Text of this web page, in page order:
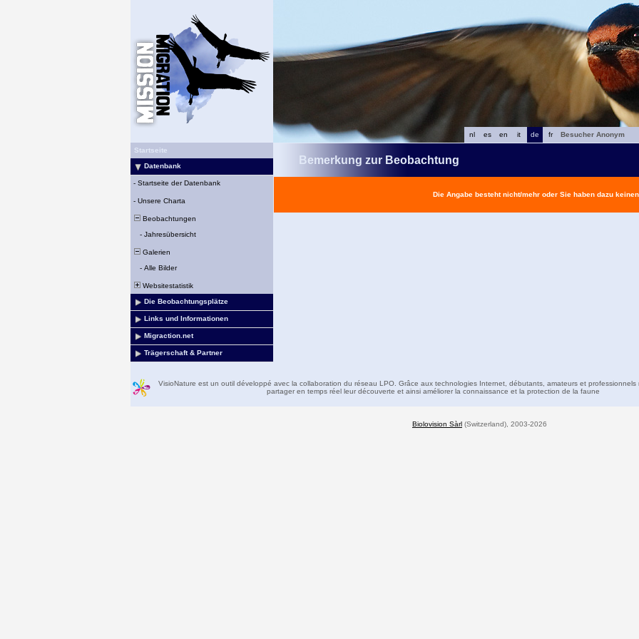
fr
de
it
en
es
nl
Besucher Anonym
Startseite
Datenbank
- Startseite der Datenbank
- Unsere Charta
Beobachtungen
- Jahresübersicht
Galerien
- Alle Bilder
Websitestatistik
Die Beobachtungsplätze
Links und Informationen
Migraction.net
Trägerschaft & Partner
Bemerkung zur Beobachtung
Die Angabe besteht nicht/mehr oder Sie haben dazu keinen
VisioNature est un outil développé avec la collaboration du réseau LPO. Grâce aux technologies Internet, débutants, amateurs et professionnels
partager en temps réel leur découverte et ainsi améliorer la connaissance et la protection de la faune
Biolovision Sàrl (Switzerland), 2003-2026